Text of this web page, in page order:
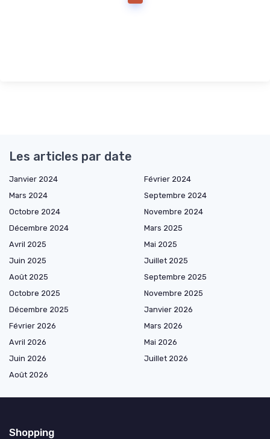
Les articles par date
Janvier 2024
Février 2024
Mars 2024
Septembre 2024
Octobre 2024
Novembre 2024
Décembre 2024
Mars 2025
Avril 2025
Mai 2025
Juin 2025
Juillet 2025
Août 2025
Septembre 2025
Octobre 2025
Novembre 2025
Décembre 2025
Janvier 2026
Février 2026
Mars 2026
Avril 2026
Mai 2026
Juin 2026
Juillet 2026
Août 2026
Shopping